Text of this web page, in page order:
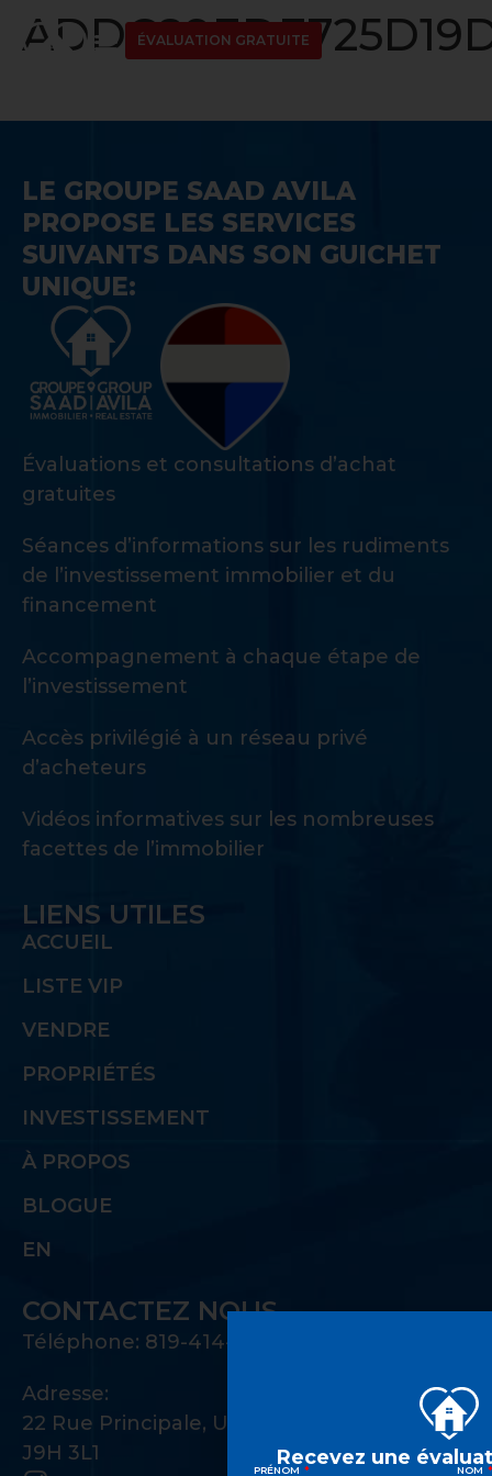
ÉVALUATION GRATUITE
LE GROUPE SAAD AVILA
PROPOSE LES SERVICES
SUIVANTS DANS SON GUICHET
UNIQUE:
Évaluations et consultations d’achat
gratuites
Séances d’informations sur les rudiments
de l’investissement immobilier et du
financement
Accompagnement à chaque étape de
l’investissement
Accès privilégié à un réseau privé
d’acheteurs
Vidéos informatives sur les nombreuses
facettes de l’immobilier
LIENS UTILES
ACCUEIL
LISTE VIP
VENDRE
PROPRIÉTÉS
INVESTISSEMENT
À PROPOS
BLOGUE
EN
CONTACTEZ NOUS
Téléphone: 819-414-1221
Adresse:
22 Rue Principale, Unité 100 Gatineau, QC
J9H 3L1
Recevez une
PRÉNOM NOM